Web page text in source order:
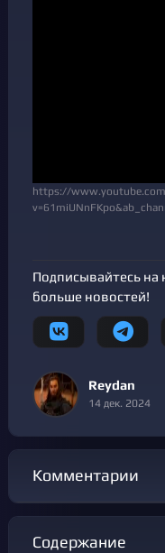
https://
Подписывайтесь на
больше новостей!
Reydan
14 дек. 2024
Комментарии
Содержание